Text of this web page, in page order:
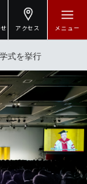
アクセス メニュー
式を挙行